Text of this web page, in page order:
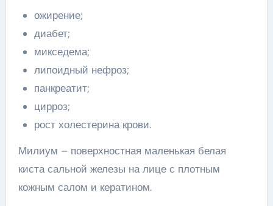
ожирение;
диабет;
микседема;
липоидный нефроз;
панкреатит;
цирроз;
рост холестерина крови.
Милиум – поверхностная маленькая белая
киста сальной железы на лице с плотным
кожным салом и кератином.